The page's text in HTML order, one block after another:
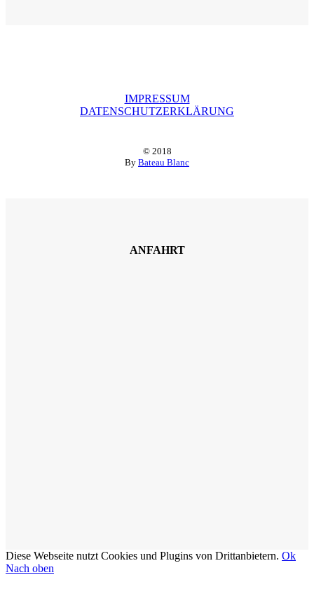
IMPRESSUM
DATENSCHUTZERKLÄRUNG
© 2018
By Bateau Blanc
ANFAHRT
Diese Webseite nutzt Cookies und Plugins von Drittanbietern. Ok
Nach oben